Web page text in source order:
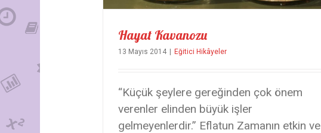
Hayat Kavanozu
13 Mayıs 2014 Eğitici Hikâyeler
“Küçük şeylere gereğinden çok önem
verenler elinden büyük işler
gelmeyenlerdir.” Eflatun Zamanın etkin ve